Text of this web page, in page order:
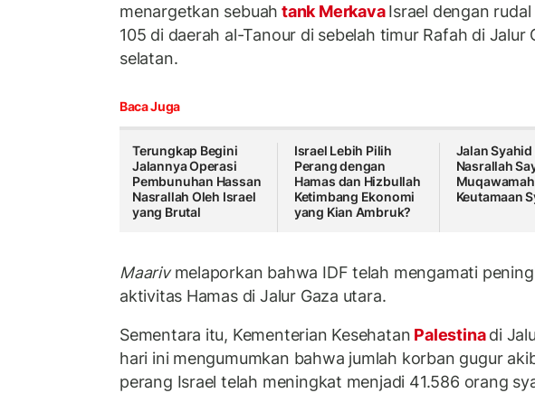
menargetkan sebuah tank MerkavaIsrael dengan rudal
105 di daerah al-Tanour di sebelah timur Rafah di Jalur
selatan.
Baca Juga
Terungkap Begini
Jalannya Operasi
Pembunuhan Hassan
Nasrallah Oleh Israel
yang Brutal
Israel Lebih Pilih
Perang dengan
Hamas dan Hizbullah
Ketimbang Ekonomi
yang Kian Ambruk?
Jalan Syahid
Nasrallah
Keutamaan
Maarivmelaporkan bahwa IDF telah mengamati
aktivitas Hamas di Jalur Gaza utara.
Sementara itu, Kementerian Kesehatan Palestinadi
hari ini mengumumkan bahwa jumlah korban gugur
perang Israel telah meningkat menjadi 41.586 orang